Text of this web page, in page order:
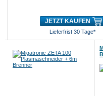
JETZT KAUFEN
Lieferfrist 30 Tage*